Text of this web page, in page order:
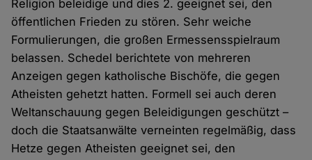
Religion beleidige und dies 2. geeignet sei, den
öffentlichen Frieden zu stören. Sehr weiche
Formulierungen, die großen Ermessensspielraum
belassen. Schedel berichtete von mehreren
Anzeigen gegen katholische Bischöfe, die gegen
Atheisten gehetzt hatten. Formell sei auch deren
Weltanschauung gegen Beleidigungen geschützt –
doch die Staatsanwälte verneinten regelmäßig, dass
Hetze gegen Atheisten geeignet sei, den